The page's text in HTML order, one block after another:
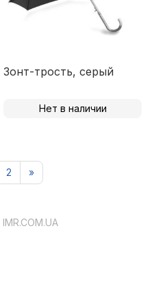
Зонт-трость, серый
Нет в наличии
2 »
IMR.COM.UA